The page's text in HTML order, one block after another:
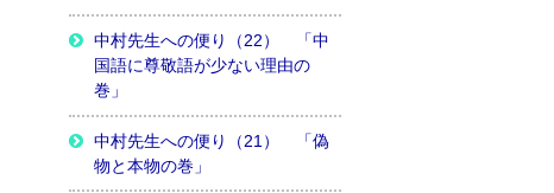
中村先生への便り（22） 「中
国語に尊敬語が少ない理由の
巻」
中村先生への便り（21） 「偽
物と本物の巻」